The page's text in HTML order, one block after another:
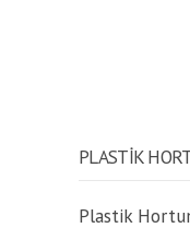
PLASTIK
Plastik